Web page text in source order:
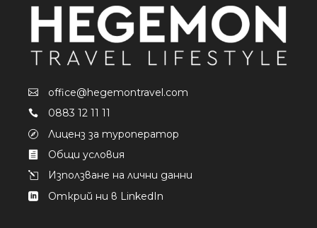
office@hegemontravel.com
0883 12 11 11
Лиценз за туроператор
Общи условия
Използване на лични данни
Открий ни в LinkedIn